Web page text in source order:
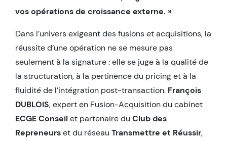
vos opérations de croissance externe. »
Dans l’univers exigeant des fusions et acquisitions, la
réussite d’une opération ne se mesure pas
seulement à la signature : elle se juge à la qualité de
la structuration, à la pertinence du pricing et à la
fluidité de l’intégration post-transaction. François
DUBLOIS, expert en Fusion-Acquisition du cabinet
ECGE Conseil et partenaire du Club des
Repreneurset du réseau Transmettre et Réussir,